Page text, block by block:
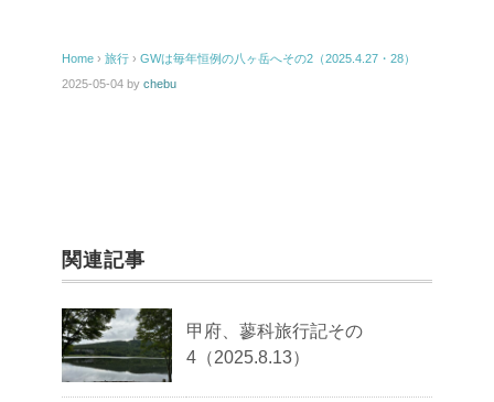
Home › 旅行 › GWは毎年恒例の八ヶ岳へその2（2025.4.27・28）
2025-05-04 by chebu
関連記事
甲府、蓼科旅行記その
4（2025.8.13）